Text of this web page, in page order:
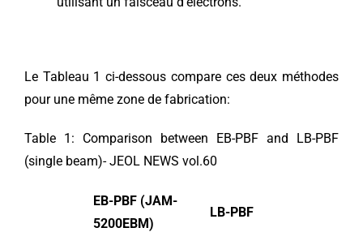
Le Tableau 1 ci-dessous compare ces deux méthodes
pour une même zone de fabrication:
Table 1: Comparison between EB-PBF and LB-PBF
(single beam)- JEOL NEWS vol.60
EB-PBF (JAM-
5200EBM)
LB-PBF